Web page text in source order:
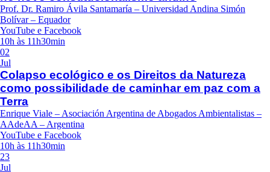
Prof. Dr. Ramiro Ávila Santamaría – Universidad Andina Simón
Bolívar – Equador
YouTube e Facebook
10h às 11h30min
02
Jul
Colapso ecológico e os Direitos da Natureza
como possibilidade de caminhar em paz com a
Terra
Enrique Viale – Asociación Argentina de Abogados Ambientalistas –
AAdeAA – Argentina
YouTube e Facebook
10h às 11h30min
23
Jul